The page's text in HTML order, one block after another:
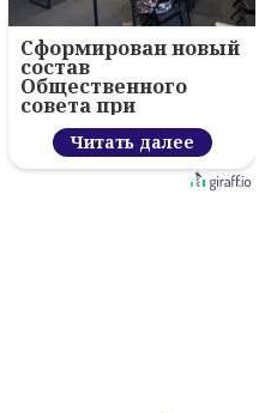
Сформирован новый
состав
Общественного
совета при
министерстве
молодёжной
политики Псковской
Читать далее